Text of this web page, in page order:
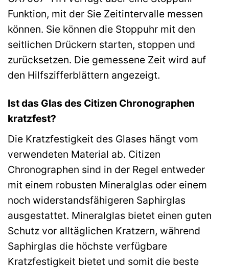
Funktion, mit der Sie Zeitintervalle messen
können. Sie können die Stoppuhr mit den
seitlichen Drückern starten, stoppen und
zurücksetzen. Die gemessene Zeit wird auf
den Hilfszifferblättern angezeigt.
Ist das Glas des Citizen Chronographen
kratzfest?
Die Kratzfestigkeit des Glases hängt vom
verwendeten Material ab. Citizen
Chronographen sind in der Regel entweder
mit einem robusten Mineralglas oder einem
noch widerstandsfähigeren Saphirglas
ausgestattet. Mineralglas bietet einen guten
Schutz vor alltäglichen Kratzern, während
Saphirglas die höchste verfügbare
Kratzfestigkeit bietet und somit die beste